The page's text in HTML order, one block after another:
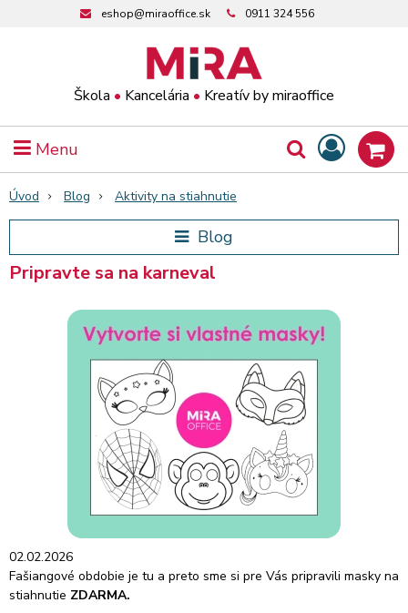
Škola • Kancelária • Kreatív by miraoffice
eshop@miraoffice.sk 0911 324 556
Menu
Úvod Blog Aktivity na stiahnutie
Blog
Pripravte sa na karneval
02.02.2026
Fašiangové obdobie je tu a preto sme si pre Vás pripravili masky na
stiahnutie ZDARMA.